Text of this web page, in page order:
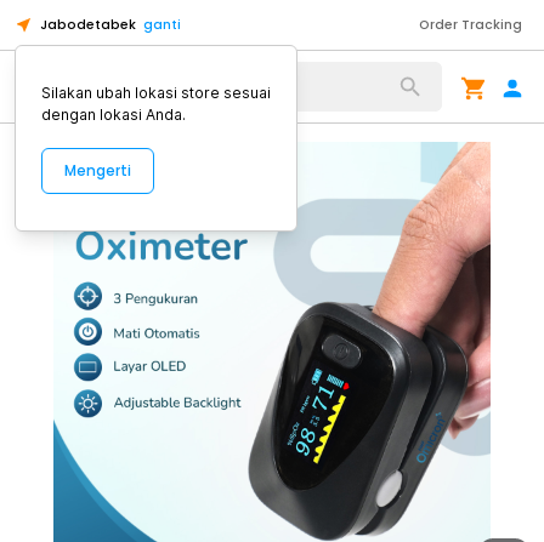
Jabodetabek ganti Order Tracking
Alat Kopi
Silakan ubah lokasi store sesuai
dengan lokasi Anda.
Mengerti